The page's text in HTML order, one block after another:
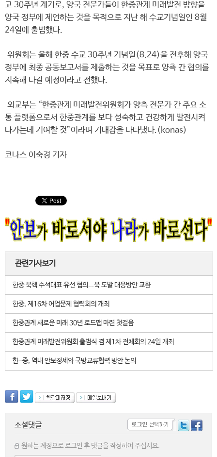
교 30주년 계기로, 양국 전문가들이 한중관계 미래발전 방향을
양국 정부에 제언하는 것을 목적으로 지난 해 수교기념일인 8월
24일에 출범했다.
위원회는 올해 한중 수교 30주년 기념일(8.24)을 전후해 양국
정부에 최종 공동보고서를 제출하는 것을 목표로 양측 간 협의를
지속해 나갈 예정이라고 전했다.
외교부는 “한중관계 미래발전위원회가 양측 전문가 간 주요 소
통 플랫폼으로서 한중관계를 보다 성숙하고 건강하게 발전시켜
나가는데 기여할 것”이라며 기대감을 나타냈다.(konas)
코나스 이숙경 기자
관련기사보기
한중 북핵 수석대표 유선 협의...북 도발 대응방안 교환
한중, 제16차 어업문제 협력회의 개최
한중관계 새로운 미래 30년 로드맵 마련 첫걸음
한중관계 미래발전위원회 출범식 겸 제1차 전체회의 24일 개최
한-중, 역내 안보정세와 국방교류협력 방안 논의
소셜댓글
원하는 계정으로 로그인 후 댓글을 작성하여 주십시요.